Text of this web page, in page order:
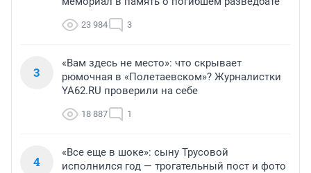
23 984 3
3
«Вам здесь не место»: что скрывает
рюмочная в «Полетаевском»? Журналистки
YA62.RU проверили на себе
18 887 1
4
«Все еще в шоке»: сыну Трусовой
исполнился год — трогательный пост и фото